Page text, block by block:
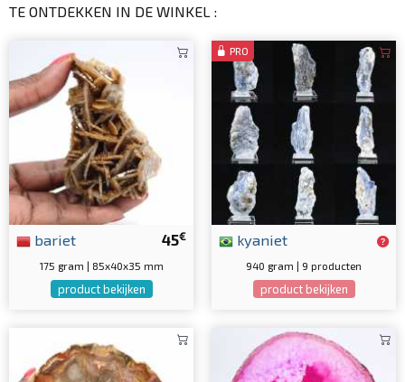
TE ONTDEKKEN IN DE WINKEL :
45€
bariet
175 gram | 85x40x35 mm
product bekijken
PRO
kyaniet
940 gram | 9 producten
product bekijken